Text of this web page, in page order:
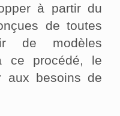
à partir du
de toutes
de modèles
ce procédé, le
aux besoins de